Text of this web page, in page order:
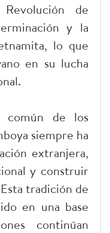
de
y la
lo que
en su lucha
común de los
siempre ha
extranjera,
y construir
tradición de
en una base
continúan